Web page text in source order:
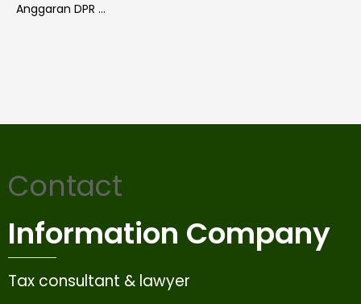
Anggaran DPR …
Contact
Information Company
Tax consultant & lawyer